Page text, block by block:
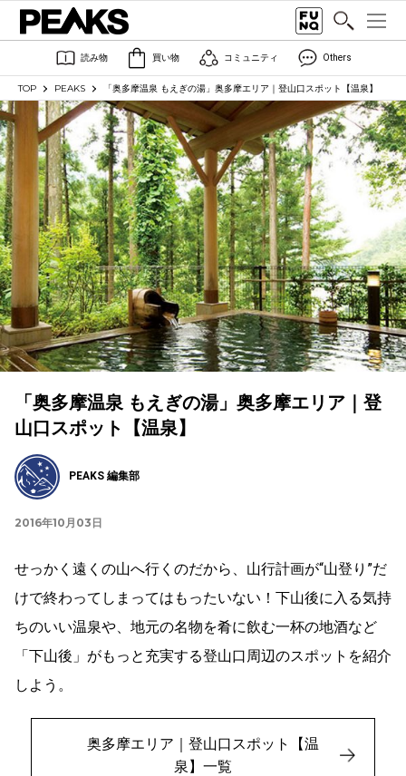
読み物 買い物 コミュニティ Others
TOP PEAKS 「奥多摩温泉 もえぎの湯」奥多摩エリア｜登山口スポット【温泉】
「奥多摩温泉 もえぎの湯」奥多摩エリア｜登
山口スポット【温泉】
PEAKS 編集部
2016年10月03日
せっかく遠くの山へ行くのだから、山行計画が“山登り”だ
けで終わってしまってはもったいない！下山後に入る気持
ちのいい温泉や、地元の名物を肴に飲む一杯の地酒など
「下山後」がもっと充実する登山口周辺のスポットを紹介
しよう。
奥多摩エリア｜登山口スポット【温
泉】一覧